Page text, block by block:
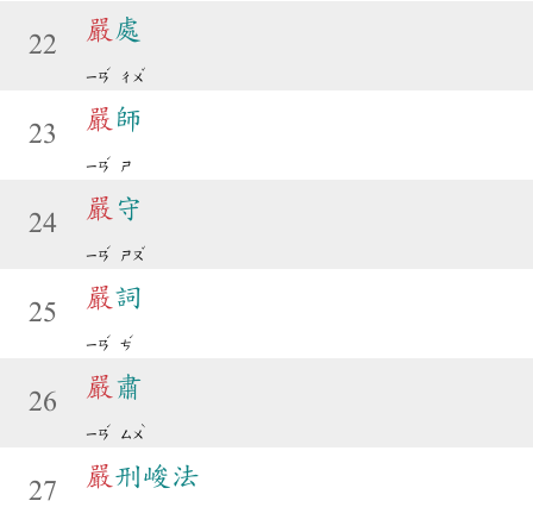
22
嚴 處
ㄧㄢ
ˊ
ㄔㄨ
ˇ
23
嚴 師
ㄧㄢ
ˊ
ㄕ
24
嚴 守
ㄧㄢ
ˊ
ㄕㄡ
ˇ
25
嚴 詞
ㄧㄢ
ˊ
ㄘ
ˊ
26
嚴 肅
ㄧㄢ
ˊ
ㄙㄨ
ˋ
27
嚴 刑峻法